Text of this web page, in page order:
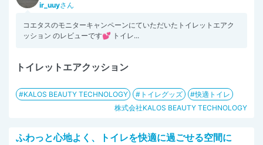
ir_uuyさん
コエタスのモニターキャンペーンにていただいたトイレットエアク
ッション のレビューです💕 トイレ...
トイレットエアクッション
KALOS BEAUTY TECHNOLOGY トイレグッズ
快適トイレ
株式会社KALOS BEAUTY TECHNOLOGY
ふわっと心地よく、トイレを快適に過ごせる空間に